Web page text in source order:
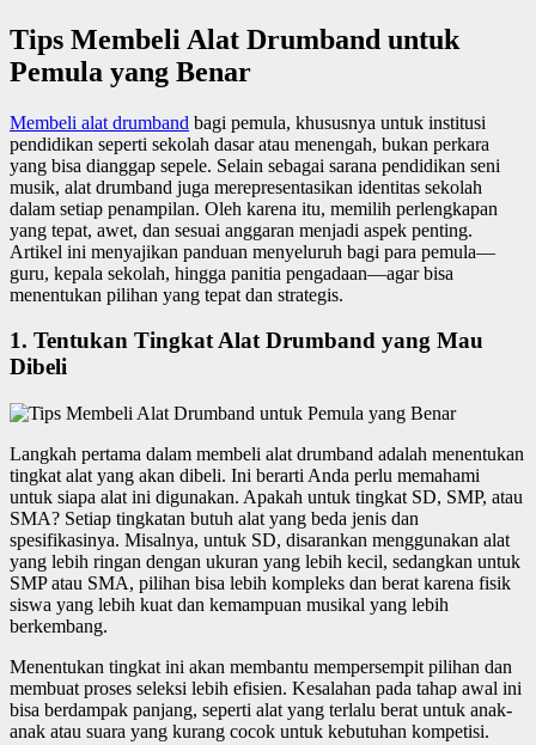
Tips Membeli Alat Drumband untuk
Pemula yang Benar
Membeli alat drumband bagi pemula, khususnya untuk institusi
pendidikan seperti sekolah dasar atau menengah, bukan perkara
yang bisa dianggap sepele. Selain sebagai sarana pendidikan seni
musik, alat drumband juga merepresentasikan identitas sekolah
dalam setiap penampilan. Oleh karena itu, memilih perlengkapan
yang tepat, awet, dan sesuai anggaran menjadi aspek penting.
Artikel ini menyajikan panduan menyeluruh bagi para pemula—
guru, kepala sekolah, hingga panitia pengadaan—agar bisa
menentukan pilihan yang tepat dan strategis.
1. Tentukan Tingkat Alat Drumband yang Mau
Dibeli
Langkah pertama dalam membeli alat drumband adalah menentukan
tingkat alat yang akan dibeli. Ini berarti Anda perlu memahami
untuk siapa alat ini digunakan. Apakah untuk tingkat SD, SMP, atau
SMA? Setiap tingkatan butuh alat yang beda jenis dan
spesifikasinya. Misalnya, untuk SD, disarankan menggunakan alat
yang lebih ringan dengan ukuran yang lebih kecil, sedangkan untuk
SMP atau SMA, pilihan bisa lebih kompleks dan berat karena fisik
siswa yang lebih kuat dan kemampuan musikal yang lebih
berkembang.
Menentukan tingkat ini akan membantu mempersempit pilihan dan
membuat proses seleksi lebih efisien. Kesalahan pada tahap awal ini
bisa berdampak panjang, seperti alat yang terlalu berat untuk anak-
anak atau suara yang kurang cocok untuk kebutuhan kompetisi.